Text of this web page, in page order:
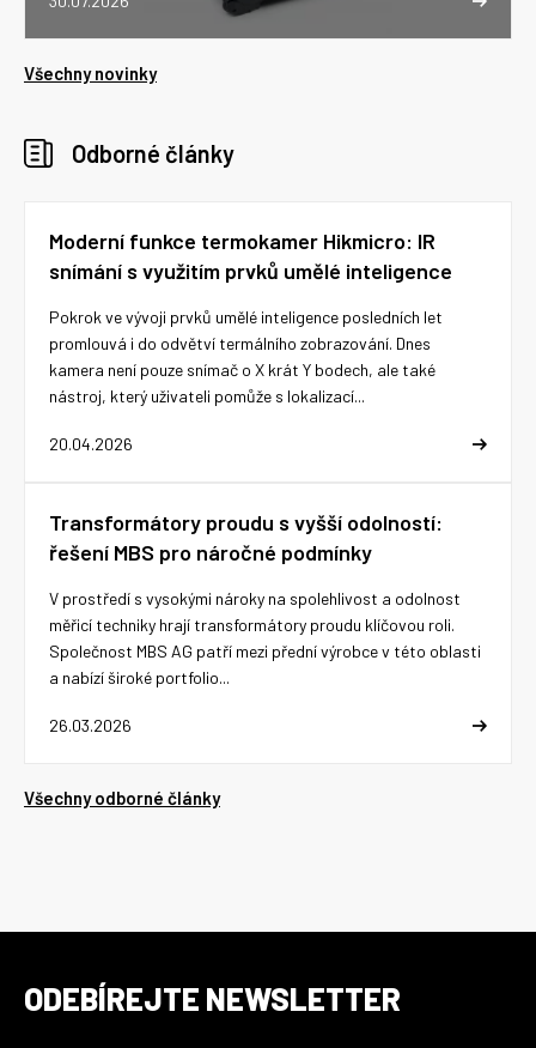
Všechny novinky
Odborné články
Moderní funkce termokamer Hikmicro: IR
snímání s využitím prvků umělé inteligence
20.04.2026
Pokrok ve vývoji prvků umělé inteligence posledních let
promlouvá i do odvětví termálního zobrazování. Dnes
kamera není pouze snímač o X krát Y bodech, ale také
nástroj, který uživateli pomůže s lokalizací...
Transformátory proudu s vyšší odolností:
řešení MBS pro náročné podmínky
26.03.2026
V prostředí s vysokými nároky na spolehlivost a odolnost
měřicí techniky hrají transformátory proudu klíčovou roli.
Společnost MBS AG patří mezi přední výrobce v této oblasti
a nabízí široké portfolio...
Všechny odborné články
ODEBÍREJTE NEWSLETTER